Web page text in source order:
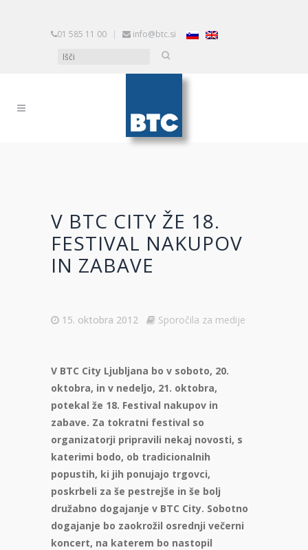
01 585 11 00 | info@btc.si
V BTC CITY ŽE 18.
FESTIVAL NAKUPOV
IN ZABAVE
15. oktobra 2012 Sporočila za medije
V BTC City Ljubljana bo v soboto, 20.
oktobra, in v nedeljo, 21. oktobra,
potekal že 18. Festival nakupov in
zabave. Za tokratni festival so
organizatorji pripravili nekaj novosti, s
katerimi bodo, ob tradicionalnih
popustih, ki jih ponujajo trgovci,
poskrbeli za še pestrejše in še bolj
družabno dogajanje v BTC City. Sobotno
dogajanje bo zaokrožil osrednji večerni
koncert, na katerem bo nastopil